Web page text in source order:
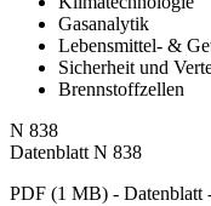
Gasanalytik
Lebensmittel- &
Sicherheit und
Brennstoffzellen
N 838
Datenblatt N 838
PDF (1 MB) - Datenblatt